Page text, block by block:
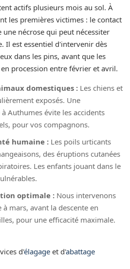
actifs plusieurs mois au sol. À
les premières victimes : le contact
nécrose qui peut nécessiter
Il est essentiel d'intervenir dès
dans les pins, avant que les
procession entre février et avril.
domestiques : Les chiens et
exposés. Une
Authumes évite les accidents
pour vos compagnons.
humaine : Les poils urticants
des éruptions cutanées
Les enfants jouant dans le
optimale : Nous intervenons
mars, avant la descente en
pour une efficacité maximale.
d'élagage et d'abattage